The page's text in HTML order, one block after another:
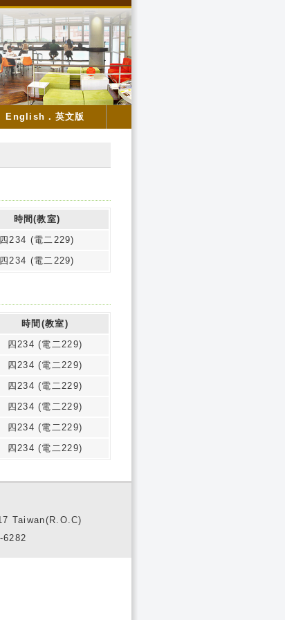
English．英文版
時間(教室)
四234 (電二229)
四234 (電二229)
時間(教室)
四234 (電二229)
四234 (電二229)
四234 (電二229)
四234 (電二229)
四234 (電二229)
四234 (電二229)
Taiwan(R.O.C)